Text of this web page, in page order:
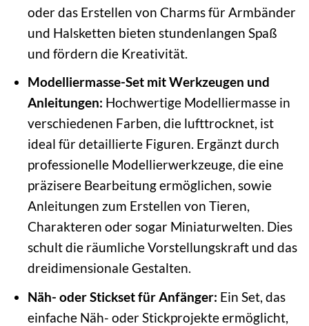
oder das Erstellen von Charms für Armbänder
und Halsketten bieten stundenlangen Spaß
und fördern die Kreativität.
Modelliermasse-Set mit Werkzeugen und
Anleitungen: Hochwertige Modelliermasse in
verschiedenen Farben, die lufttrocknet, ist
ideal für detaillierte Figuren. Ergänzt durch
professionelle Modellierwerkzeuge, die eine
präzisere Bearbeitung ermöglichen, sowie
Anleitungen zum Erstellen von Tieren,
Charakteren oder sogar Miniaturwelten. Dies
schult die räumliche Vorstellungskraft und das
dreidimensionale Gestalten.
Näh- oder Stickset für Anfänger: Ein Set, das
einfache Näh- oder Stickprojekte ermöglicht,